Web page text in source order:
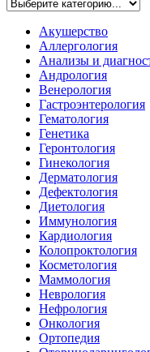
Акушерство
Аллергология
Анализы и
Андрология
Венерология
Гастроэнтерология
Гематология
Генетика
Геронтология
Гинекология
Дерматология
Дефектология
Диетология
Иммунология
Кардиология
Колопроктология
Косметология
Маммология
Неврология
Нефрология
Онкология
Ортопедия